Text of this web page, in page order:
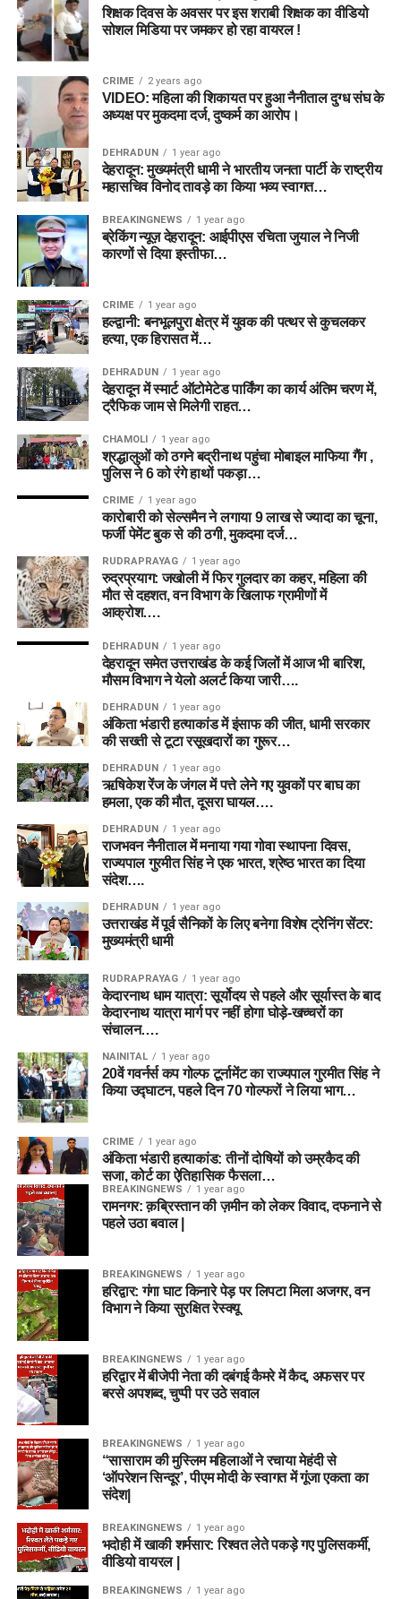
शिक्षक दिवस के अवसर पर इस शराबी शिक्षक का वीडियो
सोशल मिडिया पर जमकर हो रहा वायरल !
CRIME 2 years ago
VIDEO: महिला की शिकायत पर हुआ नैनीताल दुग्ध संघ के
अध्यक्ष पर मुकदमा दर्ज, दुष्कर्म का आरोप।
DEHRADUN 1 year ago
देहरादून: मुख्यमंत्री धामी ने भारतीय जनता पार्टी के राष्ट्रीय
महासचिव विनोद तावड़े का किया भव्य स्वागत…
BREAKINGNEWS 1 year ago
ब्रेकिंग न्यूज़ देहरादून: आईपीएस रचिता जुयाल ने निजी
कारणों से दिया इस्तीफा…
CRIME 1 year ago
हल्द्वानी: बनभूलपुरा क्षेत्र में युवक की पत्थर से कुचलकर
हत्या, एक हिरासत में…
DEHRADUN 1 year ago
देहरादून में स्मार्ट ऑटोमेटेड पार्किंग का कार्य अंतिम चरण में,
ट्रैफिक जाम से मिलेगी राहत…
CHAMOLI 1 year ago
श्रद्धालुओं को ठगने बद्रीनाथ पहुंचा मोबाइल माफिया गैंग ,
पुलिस ने 6 को रंगे हाथों पकड़ा…
CRIME 1 year ago
कारोबारी को सेल्समैन ने लगाया 9 लाख से ज्यादा का चूना,
फर्जी पेमेंट बुक से की ठगी, मुकदमा दर्ज…
RUDRAPRAYAG 1 year ago
रुद्रप्रयाग: जखोली में फिर गुलदार का कहर, महिला की
मौत से दहशत, वन विभाग के खिलाफ ग्रामीणों में
आक्रोश….
DEHRADUN 1 year ago
देहरादून समेत उत्तराखंड के कई जिलों में आज भी बारिश,
मौसम विभाग ने येलो अलर्ट किया जारी….
DEHRADUN 1 year ago
अंकिता भंडारी हत्याकांड में इंसाफ की जीत, धामी सरकार
की सख्ती से टूटा रसूखदारों का गुरूर…
DEHRADUN 1 year ago
ऋषिकेश रेंज के जंगल में पत्ते लेने गए युवकों पर बाघ का
हमला, एक की मौत, दूसरा घायल….
DEHRADUN 1 year ago
राजभवन नैनीताल में मनाया गया गोवा स्थापना दिवस,
राज्यपाल गुरमीत सिंह ने एक भारत, श्रेष्ठ भारत का दिया
संदेश….
DEHRADUN 1 year ago
उत्तराखंड में पूर्व सैनिकों के लिए बनेगा विशेष ट्रेनिंग सेंटर:
मुख्यमंत्री धामी
RUDRAPRAYAG 1 year ago
केदारनाथ धाम यात्रा: सूर्योदय से पहले और सूर्यास्त के बाद
केदारनाथ यात्रा मार्ग पर नहीं होगा घोड़े-खच्चरों का
संचालन….
NAINITAL 1 year ago
20वें गवर्नर्स कप गोल्फ टूर्नामेंट का राज्यपाल गुरमीत सिंह ने
किया उद्घाटन, पहले दिन 70 गोल्फरों ने लिया भाग…
CRIME 1 year ago
अंकिता भंडारी हत्याकांड: तीनों दोषियों को उम्रकैद की
सजा, कोर्ट का ऐतिहासिक फैसला…
BREAKINGNEWS 1 year ago
रामनगर: क़ब्रिस्तान की ज़मीन को लेकर विवाद, दफनाने से
पहले उठा बवाल |
BREAKINGNEWS 1 year ago
हरिद्वार: गंगा घाट किनारे पेड़ पर लिपटा मिला अजगर, वन
विभाग ने किया सुरक्षित रेस्क्यू
BREAKINGNEWS 1 year ago
हरिद्वार में बीजेपी नेता की दबंगई कैमरे में कैद, अफसर पर
बरसे अपशब्द, चुप्पी पर उठे सवाल
BREAKINGNEWS 1 year ago
“सासाराम की मुस्लिम महिलाओं ने रचाया मेहंदी से
‘ऑपरेशन सिन्दूर’, पीएम मोदी के स्वागत में गूंजा एकता का
संदेश|
BREAKINGNEWS 1 year ago
भदोही में खाकी शर्मसार: रिश्वत लेते पकड़े गए पुलिसकर्मी,
वीडियो वायरल |
BREAKINGNEWS 1 year ago